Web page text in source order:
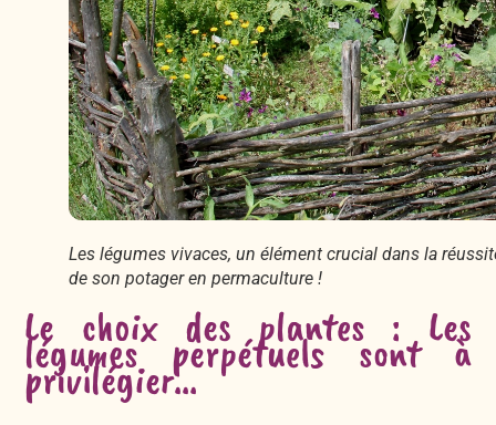
Les légumes vivaces, un élément crucial dans la
de son potager en permaculture !
Le choix des plantes : Les
légumes perpétuels sont à
privilégier…